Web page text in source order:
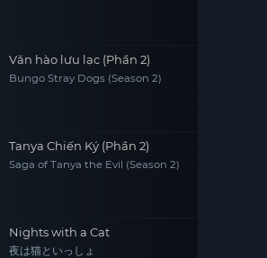
Văn hào lưu lạc (Phần 2)
Bungo Stray Dogs (Season 2)
Tanya Chiến Ký (Phần 2)
Saga of Tanya the Evil (Season 2)
Nights with a Cat
夜は猫といっしょ